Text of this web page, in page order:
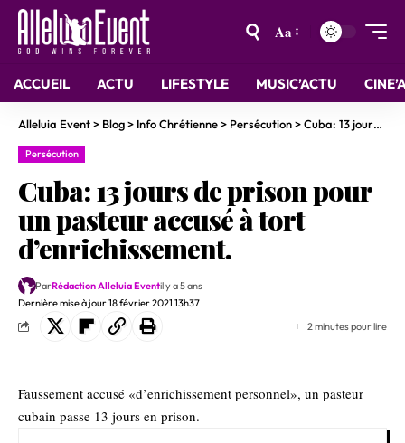
Aa
ACCUEIL ACTU LIFESTYLE MUSIC’ACTU
Alleluia Event> Blog> Info Chrétienne> Persécution>Cuba: 13 jours de prison pour un pasteur accusé à tort d’enrichissement.
Persécution
Cuba: 13 jours de prison pour
un pasteur accusé à tort
d’enrichissement.
Dernière mise à jour 18 février 2021 13h37
ParRédaction Alleluia Eventil y a 5 ans
2 minutes pour lire
Faussement accusé «d’enrichissement personnel», un pasteur
cubain passe 13 jours en prison.